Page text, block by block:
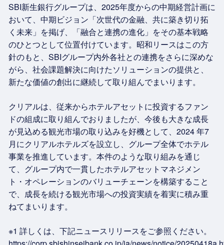
SBI新生銀行グループは、2025年度からの中期経営計画に
おいて、中期ビジョン「次世代の金融、共に築き切り拓
く未来」を掲げ、「融合と連携の進化」をその基本戦略
のひとつとして位置付けています。昭和リースはこの方
針のもと、SBIグループ内外各社との連携をさらに深めな
がら、社会課題解決に向けたソリューションの提供と、
新たな価値の創出に継続して取り組んでまいります。
クリアルは、従来からホテルアセットに投資するファン
ドの組成に取り組んでおりましたが、今後も大きな成長
が見込める観光市場の取り込みを好機として、2024 年7
月にクリアルホテルズを設立し、グループ全体でホテル
事業を推進しています。本件のような取り組みを通じ
て、グループ内で一貫したホテルアセットマネジメン
ト・オペレーションのバリューチェーンを構築すること
で、成長を続ける観光市場への投資実績を着実に積み重
ねてまいります。
※1 詳しくは、下記ニュースリリースをご参照ください。